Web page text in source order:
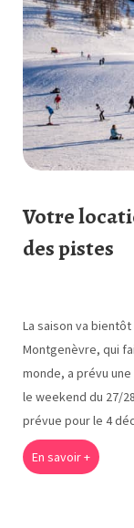
Votre
des pistes
La saison va
Montgenèvre, qui
monde, a prévu
le weekend du 27/
prévue pour le 4
En savoir +